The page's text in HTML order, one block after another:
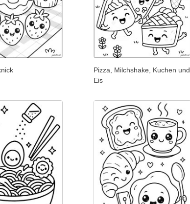
Pizza, Milchshake, Kuchen und
Eis